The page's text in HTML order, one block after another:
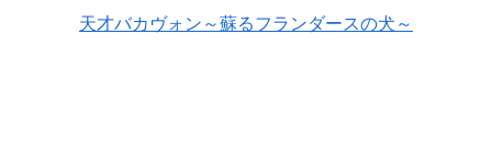
天才バカヴォン～蘇るフランダースの犬～